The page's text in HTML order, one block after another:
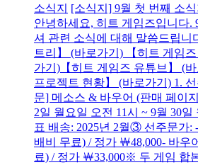
소식지
[소식지] 9월 첫 번째 소식
안녕하세요, 히트 게임즈입니다.
셔 관련 소식에 대해 말씀드립니
트리】 (바로가기) 【히트 게임
가기)【히트 게임즈 유튜브】 (
프로젝트 현황】 (바로가기) 1.
문] 메소스 & 바우어 (판매 페이
2일 월요일 오전 11시 ~ 9월 30
표 배송: 2025년 2월③ 선주문가:
배비 무료) / 정가 ￦48,000- 바우
료) / 정가 ￦33,000※ ​두 게임 합